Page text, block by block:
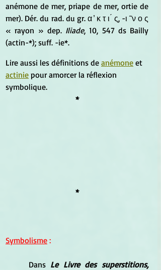
anémone de mer, priape de mer, ortie de
mer). Dér. du rad. du gr. α ̓ κ τ ι ́ ς, -ι ̃ ν ο ς
« rayon » dep. Iliade, 10, 547 ds Bailly
(actin-*); suff. -ie*.
Lire aussi les définitions de anémone et
actinie pour amorcer la réflexion
symbolique.
*
*
Symbolisme :
Dans Le Livre des superstitions,